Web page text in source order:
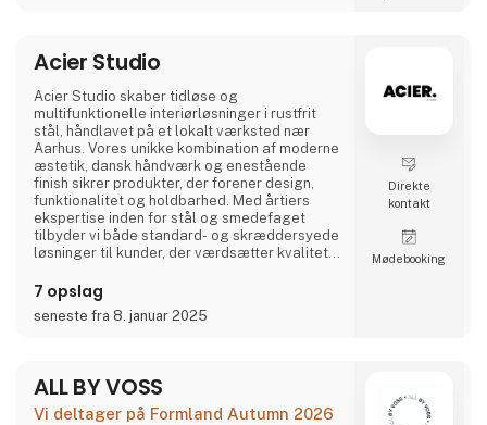
Acier Studio
Acier Studio skaber tidløse og
multifunktionelle interiørløsninger i rustfrit
stål, håndlavet på et lokalt værksted nær
Aarhus. Vores unikke kombination af moderne
æstetik, dansk håndværk og enestående
finish sikrer produkter, der forener design,
funktionalitet og holdbarhed. Med årtiers
ekspertise inden for stål og smedefaget
tilbyder vi både standard- og skræddersyede
løsninger til kunder, der værdsætter kvalitet i
7 opslag
seneste fra 8. januar 2025
Direkte
kontakt
Møde­booking
ALL BY VOSS
Vi deltager på Formland Autumn 2026